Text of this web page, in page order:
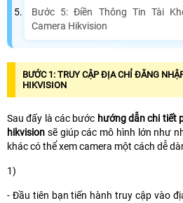
Bước 5: Điền Thông Tin Tài
Camera Hikvision
BƯỚC 1: TRUY CẬP ĐỊA CHỈ ĐĂNG
HIKVISION
Sau đấy là các bước hướng dẫn chi tiết
hikvision sẽ giúp các mô hình lớn như
khác có thể xem camera một cách dễ
1)
- Đầu tiên bạn tiến hành truy cập vào